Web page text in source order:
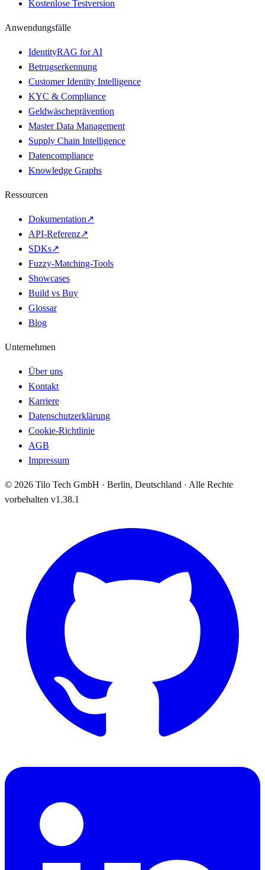
Kostenlose Testversion
Anwendungsfälle
IdentityRAG for AI
Betrugserkennung
Customer Identity Intelligence
KYC & Compliance
Geldwäscheprävention
Master Data Management
Supply Chain Intelligence
Datencompliance
Knowledge Graphs
Ressourcen
Dokumentation↗
API-Referenz↗
SDKs↗
Fuzzy-Matching-Tools
Showcases
Build vs Buy
Glossar
Blog
Unternehmen
Über uns
Kontakt
Karriere
Datenschutzerklärung
Cookie-Richtlinie
AGB
Impressum
© 2026 Tilo Tech GmbH · Berlin, Deutschland · Alle Rechte
vorbehalten v1.38.1